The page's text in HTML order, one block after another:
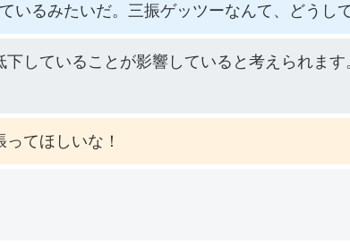
いるみたいだ。三振ゲッツーなんて、どうし
していることが影響していると考えられま
てほしいな！